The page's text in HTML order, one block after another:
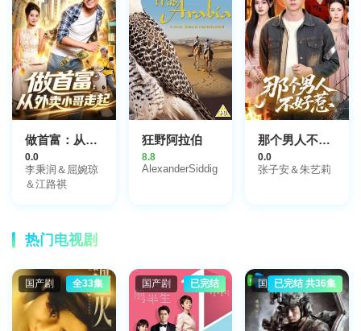
做首富：从外卖小哥走起
0.0
李秉润＆屈婉琼
＆江路祺
狂野阿拉伯
8.8
AlexanderSiddig
那个男人不好惹
0.0
张子安＆朱艺莉
热门电视剧
国产剧 全33集 国产剧 已完结 国产剧已完结 共36集